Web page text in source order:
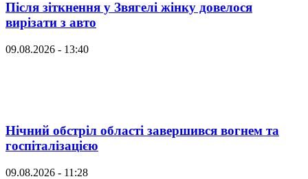
Після зіткнення у Звягелі жінку довелося
вирізати з авто
09.08.2026 - 13:40
Нічний обстріл області завершився вогнем та
госпіталізацією
09.08.2026 - 11:28